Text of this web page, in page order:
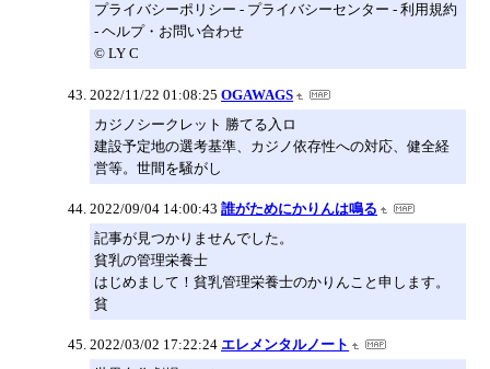
プライバシーポリシー - プライバシーセンター - 利用規約
- ヘルプ・お問い合わせ
© LY C
2022/11/22 01:08:25 OGAWAGS
カジノシークレット 勝てる入ロ
建設予定地の選考基準、カジノ依存性への対応、健全経
営等。世間を騒がし
2022/09/04 14:00:43 誰がためにかりんは鳴る
記事が見つかりませんでした。
貧乳の管理栄養士
はじめまして！貧乳管理栄養士のかりんこと申します。
貧
2022/03/02 17:22:24 エレメンタルノート